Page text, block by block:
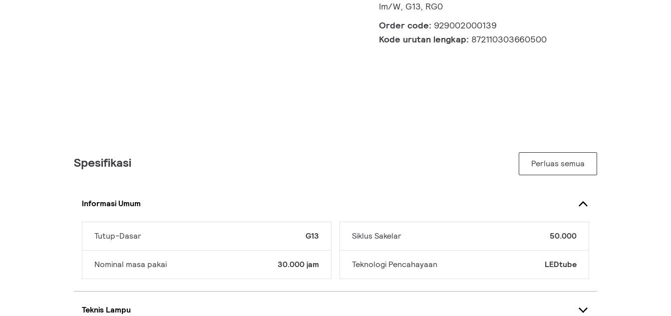
lm/W, G13, RG0
Order code: 929002000139
Kode urutan lengkap: 872110303660500
Spesifikasi Perluas semua
Informasi Umum
Tutup-Dasar G13
Nominal masa pakai 30.000 jam
Siklus Sakelar 50.000
Teknologi Pencahayaan LEDtube
Teknis Lampu